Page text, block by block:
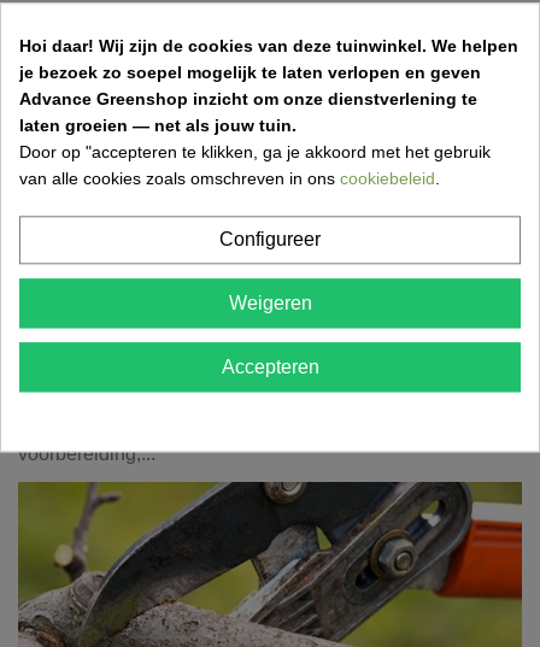
Aprilkriebels in de tuin: dit mag je niet
vergeten
31 Mar 2026,11:50 Vincent Van Kerschaver
Een frisse lentemaand betekent werk in de tuin! Ontdek
wat je in april zeker moet doen om je tuin gezond,...
Grasmatten aanleggen: stap-voor-stap gids
voor een perfect gazon
voorbereiding,...
Hoi daar! Wij zijn de cookies van deze tuinwinkel. We helpen
je bezoek zo soepel mogelijk te laten verlopen en geven
Advance Greenshop inzicht om onze dienstverlening te
laten groeien — net als jouw tuin.
Door op "accepteren te klikken, ga je akkoord met het gebruik
van alle cookies zoals omschreven in ons cookiebeleid
Configureer
Weigeren
Accepteren